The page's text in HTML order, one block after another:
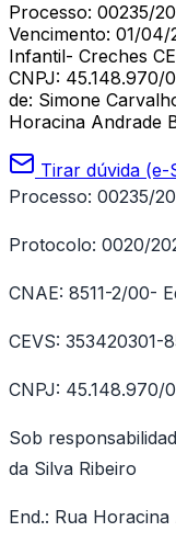
Processo: 00235/
Vencimento: 01/04/
Infantil- Creches
CNPJ: 45.148.970/
de: Simone
Horacina Andrade
Tirar dúvida (e-
Processo: 00235/
Protocolo: 0020/
CNAE: 8511-2/00-
CEVS: 353420301-
CNPJ: 45.148.970/
Sob
da Silva Ribeiro
End.: Rua